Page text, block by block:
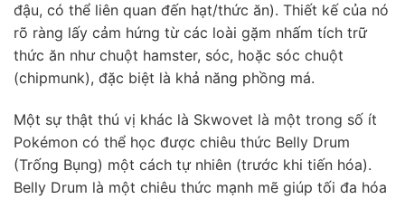
đậu, có thể liên quan đến hạt/thức ăn). Thiết kế của nó
rõ ràng lấy cảm hứng từ các loài gặm nhấm tích trữ
thức ăn như chuột hamster, sóc, hoặc sóc chuột
(chipmunk), đặc biệt là khả năng phồng má.
Một sự thật thú vị khác là Skwovet là một trong số ít
Pokémon có thể học được chiêu thức Belly Drum
(Trống Bụng) một cách tự nhiên (trước khi tiến hóa).
Belly Drum là một chiêu thức mạnh mẽ giúp tối đa hóa